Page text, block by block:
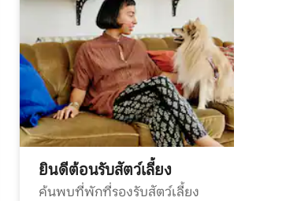
ยินดีต้อนรับสัตว์เลี้ยง
ค้นพบที่พักที่รองรับสัตว์เลี้ยง